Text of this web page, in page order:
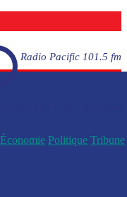
Radio Pacific 101.5 fm
Économie Politique Tribune